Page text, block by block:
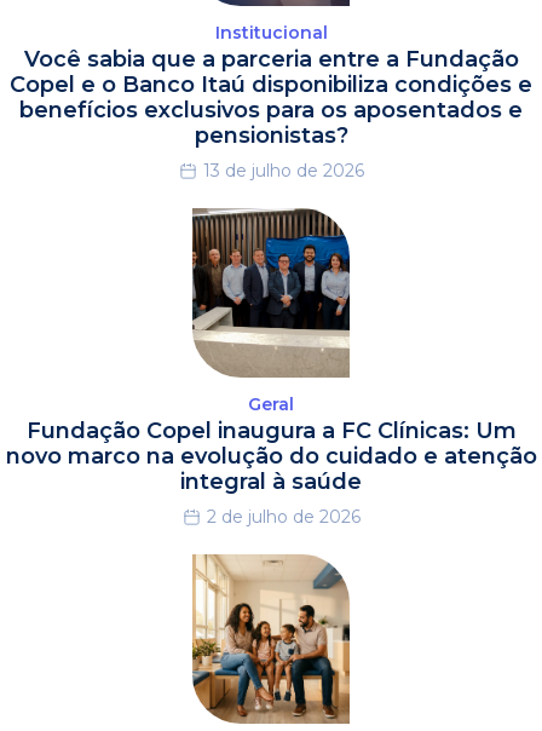
Institucional
Você sabia que a parceria entre a Fundação
Copel e o Banco Itaú disponibiliza condições e
benefícios exclusivos para os aposentados e
pensionistas?
13 de julho de 2026
Geral
Fundação Copel inaugura a FC Clínicas: Um
novo marco na evolução do cuidado e atenção
integral à saúde
2 de julho de 2026